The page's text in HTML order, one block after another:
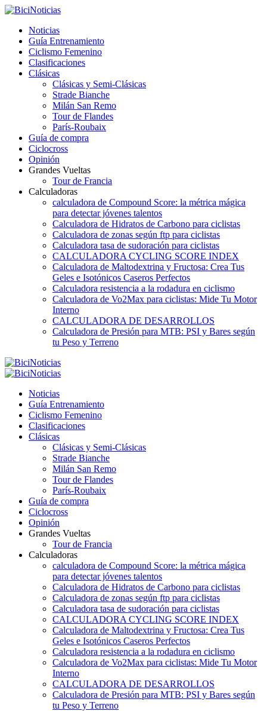
Noticias
Guía Entrenamiento
Ciclismo Femenino
Clasificaciones
Clásicas
Clásicas y Semi-Clásicas
Strade Bianche
Milán San Remo
Tour de Flandes
París-Roubaix
Guía de compra
Ciclocross
Opinión
Grandes Vueltas
Tour de Francia
Calculadoras
calculadora de Compound Score: la métrica mágica
para detectar jóvenes talentos
Calculadora de Hidratos de Carbono para ciclistas
Calculadora de zonas según ftp para ciclistas
Calculadora tasa de sudoración para ciclistas
CALCULADORA CYCLING SCORE INDEX
Calculadora de Maltodextrina y Fructosa: Crea Tus
Geles e Isotónicos Caseros Perfectos
Calculadora resistencia a la rodadura en ciclismo
Calculadora de Vo2Max para ciclistas: Mide Tu Motor
Interno
CALCULADORA DE DESARROLLOS
Calculadora de Presión para MTB: PSI y Bares según
tu Peso y Terreno
Noticias
Guía Entrenamiento
Ciclismo Femenino
Clasificaciones
Clásicas
Clásicas y Semi-Clásicas
Strade Bianche
Milán San Remo
Tour de Flandes
París-Roubaix
Guía de compra
Ciclocross
Opinión
Grandes Vueltas
Tour de Francia
Calculadoras
calculadora de Compound Score: la métrica mágica
para detectar jóvenes talentos
Calculadora de Hidratos de Carbono para ciclistas
Calculadora de zonas según ftp para ciclistas
Calculadora tasa de sudoración para ciclistas
CALCULADORA CYCLING SCORE INDEX
Calculadora de Maltodextrina y Fructosa: Crea Tus
Geles e Isotónicos Caseros Perfectos
Calculadora resistencia a la rodadura en ciclismo
Calculadora de Vo2Max para ciclistas: Mide Tu Motor
Interno
CALCULADORA DE DESARROLLOS
Calculadora de Presión para MTB: PSI y Bares según
tu Peso y Terreno